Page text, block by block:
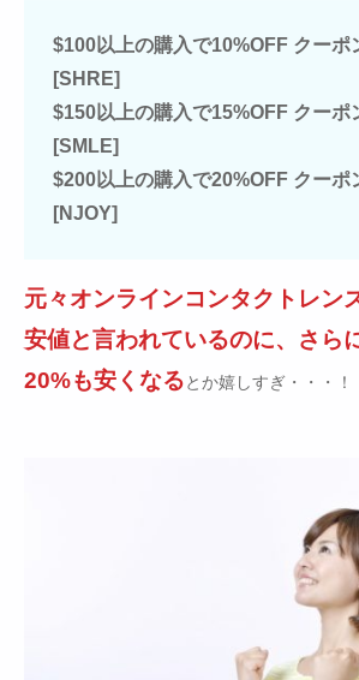
$100以上の購入で10%OFF クーポ
[SHRE]
$150以上の購入で15%OFF クーポ
[SMLE]
$200以上の購入で20%OFF クーポ
[NJOY]
元々オンラインコンタクトレン
安値と言われているのに、さら
20%も安くなるとか嬉しすぎ・・・！